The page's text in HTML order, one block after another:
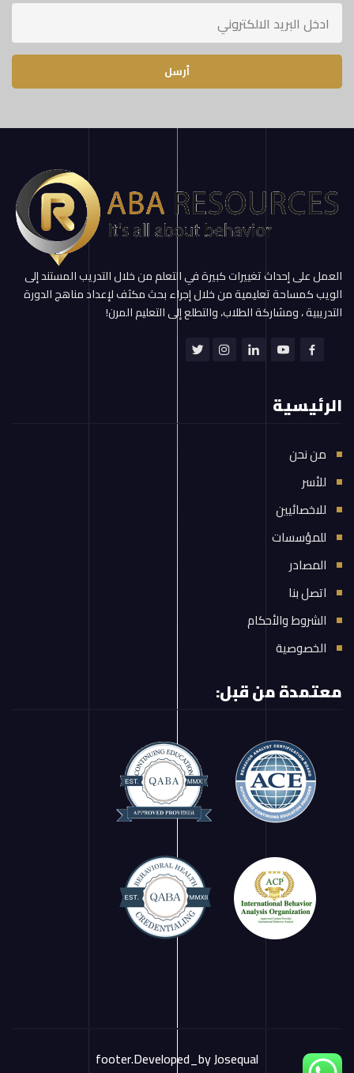
أرسل
العمل على إحداث تغييرات كبيرة في التعلم من خلال التدريب المستند إلى
الويب كمساحة تعليمية من خلال إجراء بحث مكثف لإعداد مناهج الدورة
التدريبية ، ومشاركة الطلاب، والتطلع إلى التعليم المرن!
الرئيسية
من نحن
للأسر
للاخصائيين
للمؤسسات
المصادر
اتصل بنا
الشروط والأحكام
الخصوصية
معتمدة من قبل:
footer.Developed_byJosequal